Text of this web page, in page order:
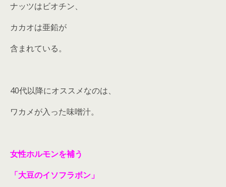
ナッツはビオチン、
カカオは亜鉛が
含まれている。
40代以降にオススメなのは、
ワカメが入った味噌汁。
女性ホルモンを補う
「大豆のイソフラボン」